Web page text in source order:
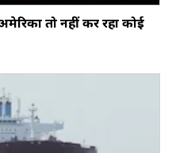
तो नहीं कर रहा कोई